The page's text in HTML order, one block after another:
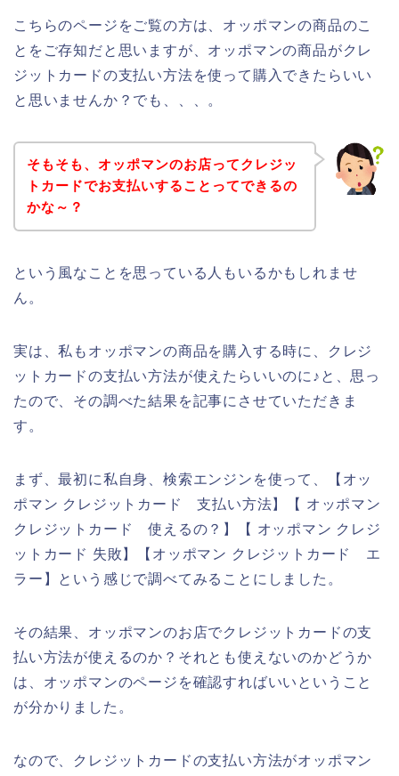
こちらのページをご覧の方は、オッポマンの商品のこ
とをご存知だと思いますが、オッポマンの商品がクレ
ジットカードの支払い方法を使って購入できたらいい
と思いませんか？でも、、、。
そもそも、オッポマンのお店ってクレジッ
トカードでお支払いすることってできるの
かな～？
という風なことを思っている人もいるかもしれませ
ん。
実は、私もオッポマンの商品を購入する時に、クレジ
ットカードの支払い方法が使えたらいいのに♪と、思っ
たので、その調べた結果を記事にさせていただきま
す。
まず、最初に私自身、検索エンジンを使って、【オッ
ポマン クレジットカード 支払い方法】【 オッポマン
クレジットカード 使えるの？】【 オッポマン クレジ
ットカード 失敗】【オッポマン クレジットカード エ
ラー】という感じで調べてみることにしました。
その結果、オッポマンのお店でクレジットカードの支
払い方法が使えるのか？それとも使えないのかどうか
は、オッポマンのページを確認すればいいということ
が分かりました。
なので、クレジットカードの支払い方法がオッポマン